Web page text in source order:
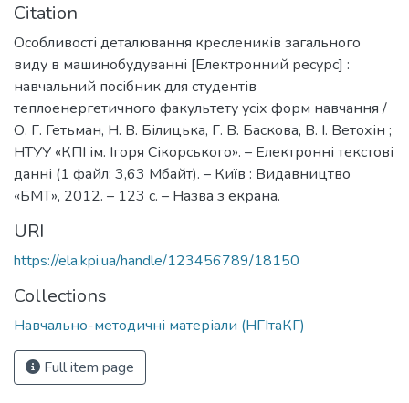
Citation
Особливості деталювання креслеників загального
виду в машинобудуванні [Електронний ресурс] :
навчальний посібник для студентів
теплоенергетичного факультету усіх форм навчання /
О. Г. Гетьман, Н. В. Білицька, Г. В. Баскова, В. І. Ветохін ;
НТУУ «КПІ ім. Ігоря Сікорського». – Електронні текстові
данні (1 файл: 3,63 Мбайт). – Київ : Видавництво
«БМТ», 2012. – 123 с. – Назва з екрана.
URI
https://ela.kpi.ua/handle/123456789/18150
Collections
Навчально-методичні матеріали (НГІтаКГ)
Full item page